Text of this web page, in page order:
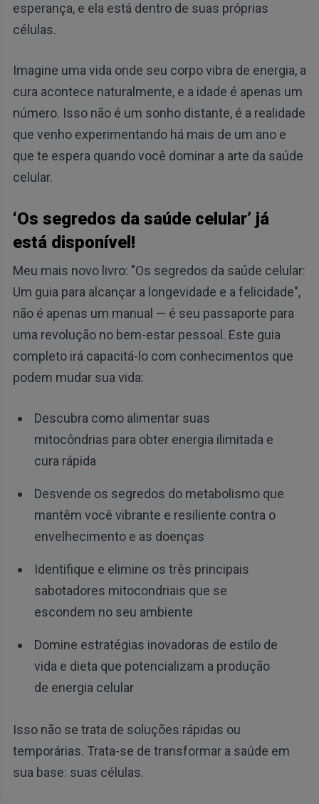
esperança, e ela está dentro de suas próprias
células.
Imagine uma vida onde seu corpo vibra de energia, a
cura acontece naturalmente, e a idade é apenas um
número. Isso não é um sonho distante, é a realidade
que venho experimentando há mais de um ano e
que te espera quando você dominar a arte da saúde
celular.
‘Os segredos da saúde celular’ já
está disponível!
Meu mais novo livro: "Os segredos da saúde celular:
Um guia para alcançar a longevidade e a felicidade",
não é apenas um manual — é seu passaporte para
uma revolução no bem-estar pessoal. Este guia
completo irá capacitá-lo com conhecimentos que
podem mudar sua vida:
Descubra como alimentar suas
mitocôndrias para obter energia ilimitada e
cura rápida
Desvende os segredos do metabolismo que
mantêm você vibrante e resiliente contra o
envelhecimento e as doenças
Identifique e elimine os três principais
sabotadores mitocondriais que se
escondem no seu ambiente
Domine estratégias inovadoras de estilo de
vida e dieta que potencializam a produção
de energia celular
Isso não se trata de soluções rápidas ou
temporárias. Trata-se de transformar a saúde em
sua base: suas células.